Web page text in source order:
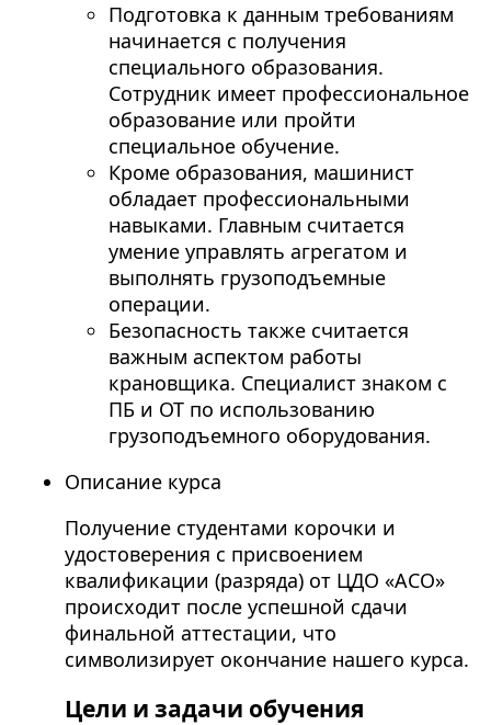
Подготовка к данным требованиям
начинается с получения
специального образования.
Сотрудник имеет профессиональное
образование или пройти
специальное обучение.
Кроме образования, машинист
обладает профессиональными
навыками. Главным считается
умение управлять агрегатом и
выполнять грузоподъемные
операции.
Безопасность также считается
важным аспектом работы
крановщика. Специалист знаком с
ПБ и ОТ по использованию
грузоподъемного оборудования.
Описание курса
Получение студентами корочки и
удостоверения с присвоением
квалификации (разряда) от ЦДО «АСО»
происходит после успешной сдачи
финальной аттестации, что
символизирует окончание нашего курса.
Цели и задачи обучения